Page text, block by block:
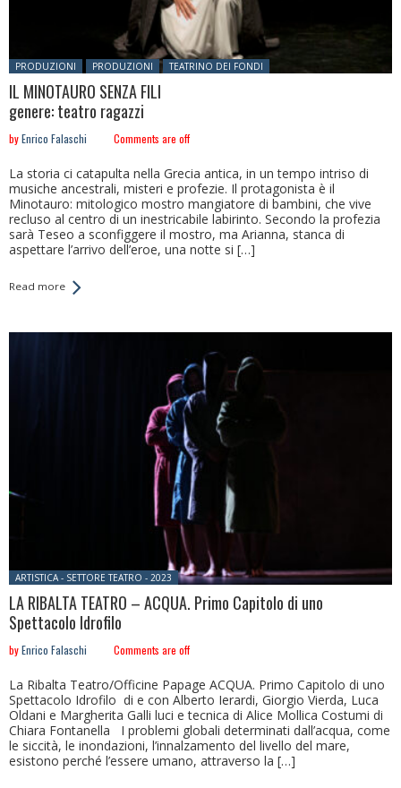
Posted in:
PRODUZIONI PRODUZIONI TEATRINO DEI FONDI
IL MINOTAURO SENZA FILI
genere: teatro ragazzi
byEnrico Falaschi Comments are off
La storia ci catapulta nella Grecia antica, in un tempo intriso di
musiche ancestrali, misteri e profezie. Il protagonista è il
Minotauro: mitologico mostro mangiatore di bambini, che vive
recluso al centro di un inestricabile labirinto. Secondo la profezia
sarà Teseo a sconfiggere il mostro, ma Arianna, stanca di
aspettare l’arrivo dell’eroe, una notte si […]
Read more
Posted in:
ARTISTICA - SETTORE TEATRO - 2023
LA RIBALTA TEATRO – ACQUA. Primo Capitolo di uno
Spettacolo Idrofilo
byEnrico Falaschi Comments are off
La Ribalta Teatro/Officine Papage ACQUA. Primo Capitolo di uno
Spettacolo Idrofilo di e con Alberto Ierardi, Giorgio Vierda, Luca
Oldani e Margherita Galli luci e tecnica di Alice Mollica Costumi di
Chiara Fontanella I problemi globali determinati dall’acqua, come
le siccità, le inondazioni, l’innalzamento del livello del mare,
esistono perché l’essere umano, attraverso la […]